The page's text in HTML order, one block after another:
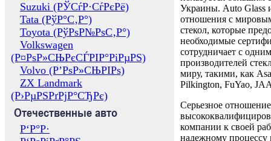
Suzuki (РЎСѓР·СѓРєРё)
Tata (РўР°С‚Р°)
Toyota (РўРѕР№РѕС‚Р°)
Volkswagen
(Р¤РѕР»СЊРєСЃРІР°РіРµРЅ)
Volvo (Р’РѕР»СЊРІРѕ)
ZX Landmark
(Р›РµРЅРґРјР°СЂРє)
Отечественные авто
Р‘Р°Р·
Украины. Auto Glass
отношения с
стекол, которые
необходимые
сотрудничает с
производителей
миру, такими, как
Pilkington, FuYao,
Серьезное отношение
компании к своей
надежному процессу